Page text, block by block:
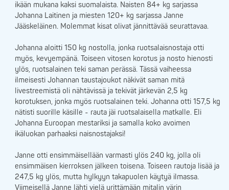
ikään mukana kaksi suomalaista. Naisten 84+ kg sarjassa
Johanna Laitinen ja miesten 120+ kg sarjassa Janne
Jääskeläinen. Molemmat kisat olivat jännittävää seurattavaa.
Johanna aloitti 150 kg nostolla, jonka ruotsalaisnostaja otti
myös, kevyempänä. Toiseen vitosen korotus ja nosto hienosti
ylös, ruotsalainen teki saman perässä. Tässä vaiheessa
ilmeisesti Johannan taustajoukot näkivät saman mitä
livestreemistä oli nähtävissä ja tekivät järkevän 2,5 kg
korotuksen, jonka myös ruotsalainen teki. Johanna otti 157,5 kg
nätisti suorille käsille - rauta jäi ruotsalaisella matkalle. Eli
Johanna Euroopan mestariksi ja samalla koko avoimen
ikäluokan parhaaksi naisnostajaksi!
Janne otti ensimmäisellään varmasti ylös 240 kg, jolla oli
ensimmäisen kierroksen jälkeen toisena. Toiseen rautoja lisää ja
247,5 kg ylös, mutta hylkyyn takapuolen käytyä ilmassa.
Viimeisellä Janne lähti vielä yrittämään mitalin värin